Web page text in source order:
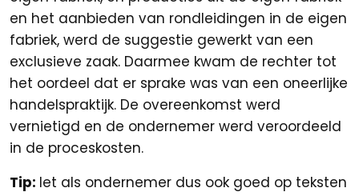
en het aanbieden van rondleidingen in de eigen
fabriek, werd de suggestie gewerkt van een
exclusieve zaak. Daarmee kwam de rechter tot
het oordeel dat er sprake was van een oneerlijke
handelspraktijk. De overeenkomst werd
vernietigd en de ondernemer werd veroordeeld
in de proceskosten.
Tip: let als ondernemer dus ook goed op teksten